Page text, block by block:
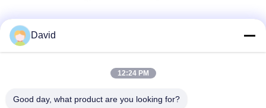
David
12:24 PM
Good day, what product are you looking for?